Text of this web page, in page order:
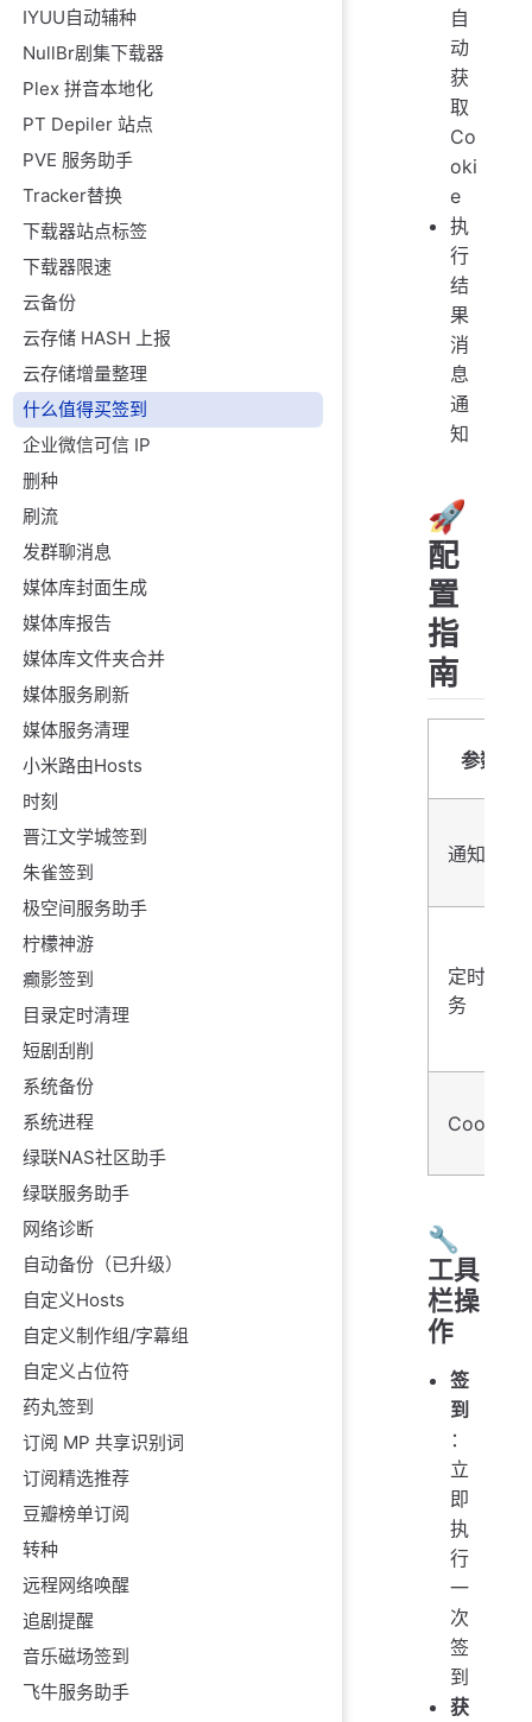
IYUU自动辅种
NullBr剧集下载器
Plex 拼音本地化
PT Depiler 站点
PVE 服务助手
Tracker替换
下载器站点标签
下载器限速
云备份
云存储 HASH 上报
云存储增量整理
什么值得买签到
企业微信可信 IP
删种
刷流
发群聊消息
媒体库封面生成
媒体库报告
媒体库文件夹合并
媒体服务刷新
媒体服务清理
小米路由Hosts
时刻
晋江文学城签到
朱雀签到
极空间服务助手
柠檬神游
癫影签到
目录定时清理
短剧刮削
系统备份
系统进程
绿联NAS社区助手
绿联服务助手
网络诊断
自动备份（已升级）
自定义Hosts
自定义制作组/字幕组
自定义占位符
药丸签到
订阅 MP 共享识别词
订阅精选推荐
豆瓣榜单订阅
转种
远程网络唤醒
追剧提醒
音乐磁场签到
飞牛服务助手
自
动
获
取
Co
oki
e
执
行
结
果
消
息
通
知
🚀
配
置
指
南
参数
通知
定时任
务
Cookie
🔧
工具
栏操
作
签
到
：
立
即
执
行
一
次
签
到
获